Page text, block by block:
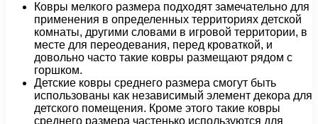
Ковры мелкого размера подходят замечательно для
применения в определенных территориях детской
комнаты, другими словами в игровой территории, в
месте для переодевания, перед кроваткой, и
довольно часто такие ковры размещают рядом с
горшком.
Детские ковры среднего размера смогут быть
использованы как независимый элемент декора для
детского помещения. Кроме этого такие ковры
среднего размера частенько используются для